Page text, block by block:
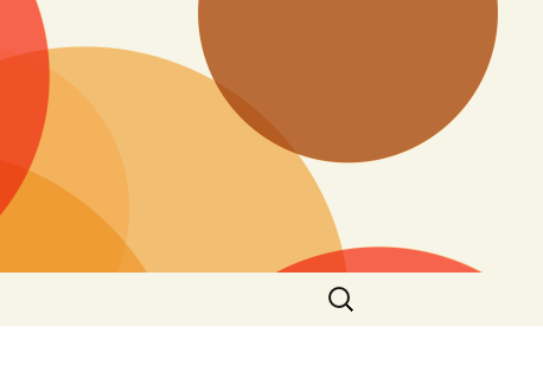
Suchen
nach: